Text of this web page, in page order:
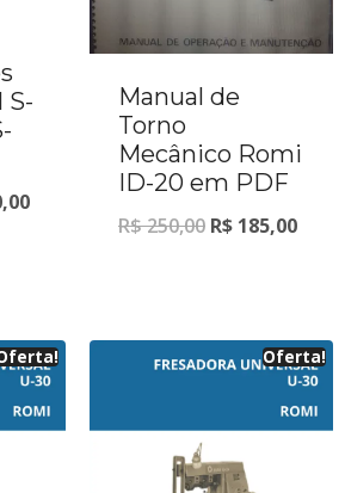
S-
Manual de
Torno
Mecânico Romi
ID-20 em PDF
R$250,00 R$ 185,00
Oferta!